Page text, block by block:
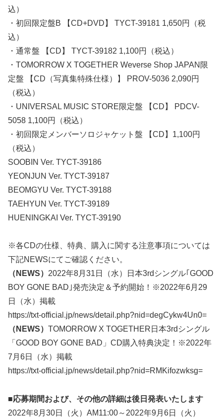
込）
・初回限定盤B 【CD+DVD】 TYCT-39181 1,650円（税
込）
・通常盤 【CD】 TYCT-39182 1,100円（税込）
・TOMORROW X TOGETHER Weverse Shop JAPAN限
定盤 【CD（写真集特殊仕様）】 PROV-5036 2,090円
（税込）
・UNIVERSAL MUSIC STORE限定盤 【CD】 PDCV-
5058 1,100円（税込）
・初回限定メンバーソロジャケット盤 【CD】1,100円
（税込）
SOOBIN Ver. TYCT-39186
YEONJUN Ver. TYCT-39187
BEOMGYU Ver. TYCT-39188
TAEHYUN Ver. TYCT-39189
HUENINGKAI Ver. TYCT-39190
※各CDの仕様、特典、購入に関する注意事項については
下記NEWSにてご確認ください。
（NEWS） 2022年8月31日（水）日本3rdシングル｢GOOD
BOY GONE BAD｣発売決定＆予約開始！※2022年6月29
日（水）掲載
https://txt-official.jp/news/detail.php?nid=degCykw4Un0=
（NEWS） TOMORROW X TOGETHER日本3rdシングル
「GOOD BOY GONE BAD」CD購入特典決定！※2022年
7月6日（水）掲載
https://txt-official.jp/news/detail.php?nid=RMKifozwksg=
■応募期間および、その他の詳細は後日発表いたします
2022年8月30日（火）AM11:00～2022年9月6日（火）